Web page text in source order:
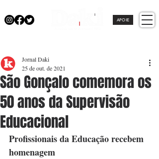
APOIE
São Gonçalo comemora os
50 anos da Supervisão
Educacional
Jornal Daki
25 de out. de 2021
Profissionais da Educação recebem
homenagem